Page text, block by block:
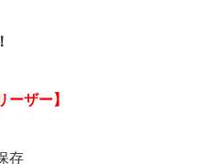
ーザー】
存